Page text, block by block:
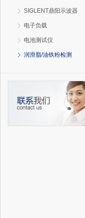
SIGLENT鼎阳示波器
电子负载
电池测试仪
润滑脂/油铁粉检测